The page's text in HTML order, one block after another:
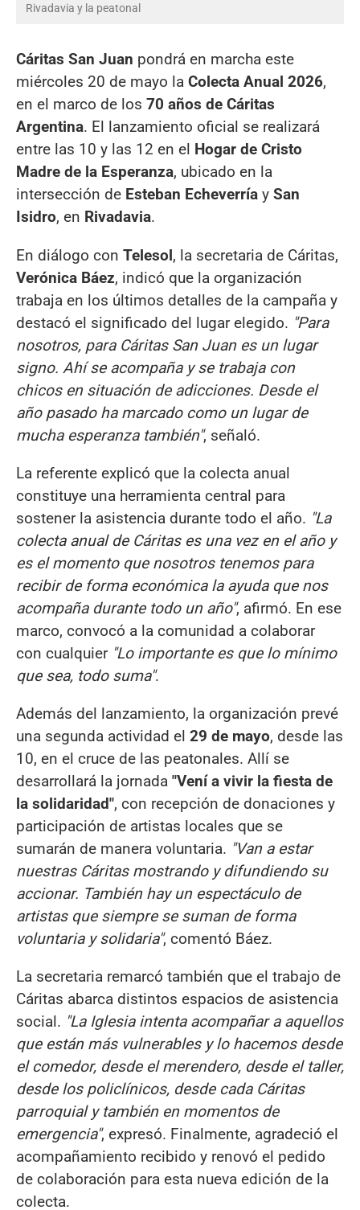
Rivadavia y la peatonal
Cáritas San Juan pondrá en marcha este
miércoles 20 de mayo la Colecta Anual 2026,
en el marco de los 70 años de Cáritas
Argentina. El lanzamiento oficial se realizará
entre las 10 y las 12 en el Hogar de Cristo
Madre de la Esperanza, ubicado en la
intersección de Esteban Echeverría y San
Isidro, en Rivadavia.
En diálogo con Telesol, la secretaria de Cáritas,
Verónica Báez, indicó que la organización
trabaja en los últimos detalles de la campaña y
destacó el significado del lugar elegido. "Para
nosotros, para Cáritas San Juan es un lugar
signo. Ahí se acompaña y se trabaja con
chicos en situación de adicciones. Desde el
año pasado ha marcado como un lugar de
mucha esperanza también", señaló.
La referente explicó que la colecta anual
constituye una herramienta central para
sostener la asistencia durante todo el año. "La
colecta anual de Cáritas es una vez en el año y
es el momento que nosotros tenemos para
recibir de forma económica la ayuda que nos
acompaña durante todo un año", afirmó. En ese
marco, convocó a la comunidad a colaborar
con cualquier "Lo importante es que lo mínimo
que sea, todo suma".
Además del lanzamiento, la organización prevé
una segunda actividad el 29 de mayo, desde las
10, en el cruce de las peatonales. Allí se
desarrollará la jornada "Vení a vivir la fiesta de
la solidaridad", con recepción de donaciones y
participación de artistas locales que se
sumarán de manera voluntaria. "Van a estar
nuestras Cáritas mostrando y difundiendo su
accionar. También hay un espectáculo de
artistas que siempre se suman de forma
voluntaria y solidaria", comentó Báez.
La secretaria remarcó también que el trabajo de
Cáritas abarca distintos espacios de asistencia
social. "La Iglesia intenta acompañar a aquellos
que están más vulnerables y lo hacemos desde
el comedor, desde el merendero, desde el taller,
desde los policlínicos, desde cada Cáritas
parroquial y también en momentos de
emergencia", expresó. Finalmente, agradeció el
acompañamiento recibido y renovó el pedido
de colaboración para esta nueva edición de la
colecta.